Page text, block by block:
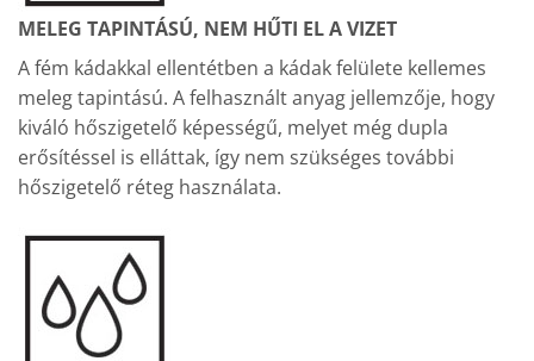
MELEG TAPINTÁSÚ, NEM HŰTI EL A VIZET
A fém kádakkal ellentétben a kádak felülete kellemes
meleg tapintású. A felhasznált anyag jellemzője, hogy
kiváló hőszigetelő képességű, melyet még dupla
erősítéssel is elláttak, így nem szükséges további
hőszigetelő réteg használata.